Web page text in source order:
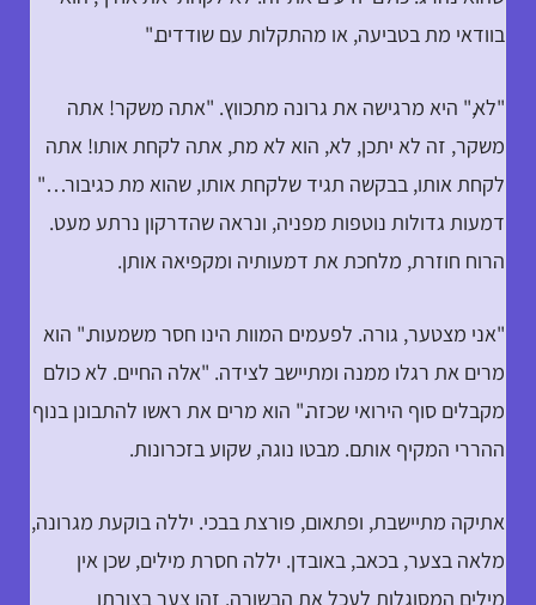
בוודאי מת בטביעה, או מהתקלות עם שודדים."
"לא," היא מרגישה את גרונה מתכווץ. "אתה משקר! אתה
משקר, זה לא יתכן, לא, הוא לא מת, אתה לקחת אותו! אתה
לקחת אותו, בבקשה תגיד שלקחת אותו, שהוא מת כגיבור…"
דמעות גדולות נוטפות מפניה, ונראה שהדרקון נרתע מעט.
הרוח חוזרת, מלחכת את דמעותיה ומקפיאה אותן.
"אני מצטער, גורה. לפעמים המוות הינו חסר משמעות." הוא
מרים את רגלו ממנה ומתיישב לצידה. "אלה החיים. לא כולם
מקבלים סוף הירואי שכזה." הוא מרים את ראשו להתבונן בנוף
ההררי המקיף אותם. מבטו נוגה, שקוע בזכרונות.
אתיקה מתיישבת, ופתאום, פורצת בבכי. יללה בוקעת מגרונה,
מלאה בצער, בכאב, באובדן. יללה חסרת מילים, שכן אין
מילים המסוגלות לעכל את הבשורה. זהו צער בצורתו